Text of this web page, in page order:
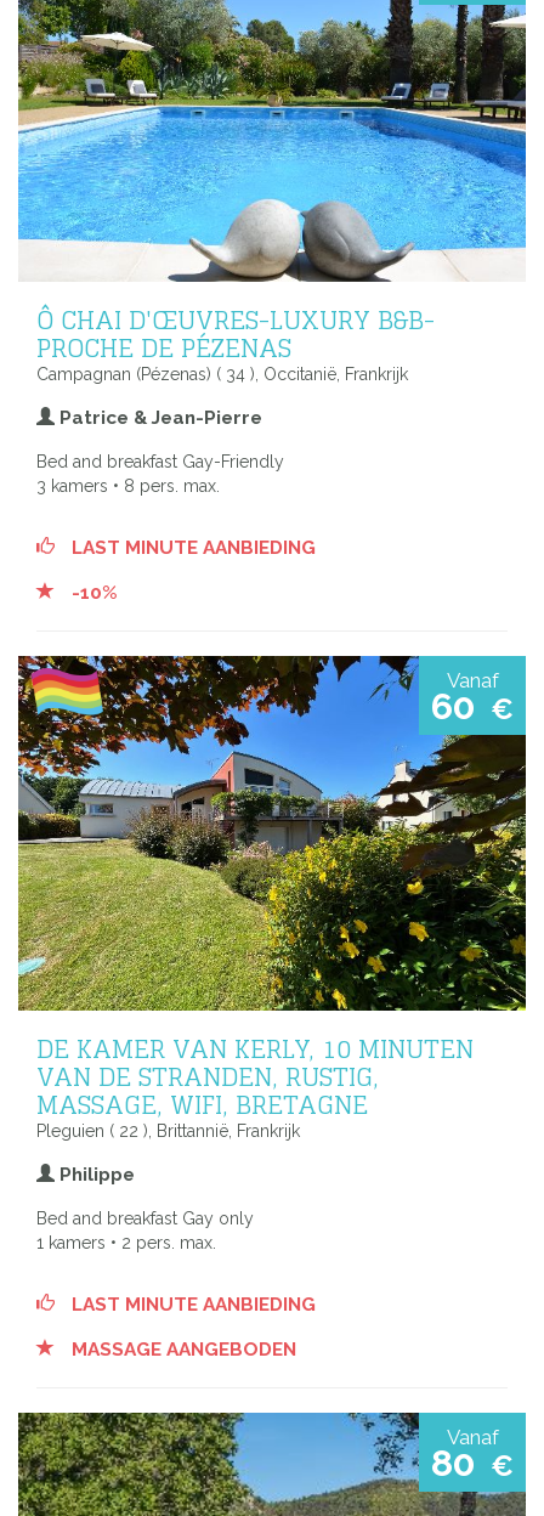
Ô CHAI D'ŒUVRES-LUXURY B&B-
PROCHE DE PÉZENAS
Campagnan (Pézenas) ( 34 ), Occitanië, Frankrijk
Patrice & Jean-Pierre
Bed and breakfast Gay-Friendly
3 kamers • 8 pers. max.
LAST MINUTE AANBIEDING
-10%
Vanaf
60 €
DE KAMER VAN KERLY, 10 MINUTEN
VAN DE STRANDEN, RUSTIG,
MASSAGE, WIFI, BRETAGNE
Pleguien ( 22 ), Brittannië, Frankrijk
Philippe
Bed and breakfast Gay only
1 kamers • 2 pers. max.
LAST MINUTE AANBIEDING
MASSAGE AANGEBODEN
Vanaf
80 €